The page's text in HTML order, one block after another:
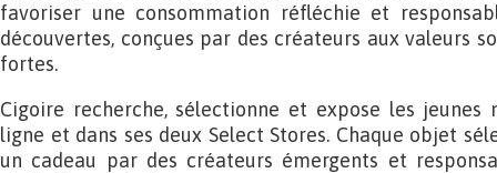
favoriser une consommation réfléchie et
découvertes, conçues par des créateurs aux valeurs
fortes.
Cigoire recherche, sélectionne et expose les jeunes
ligne et dans ses deux Select Stores. Chaque objet
un cadeau par des créateurs émergents et